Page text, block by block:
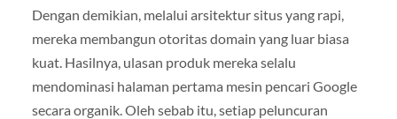
Dengan demikian, melalui arsitektur situs yang rapi,
mereka membangun otoritas domain yang luar biasa
kuat. Hasilnya, ulasan produk mereka selalu
mendominasi halaman pertama mesin pencari Google
secara organik. Oleh sebab itu, setiap peluncuran